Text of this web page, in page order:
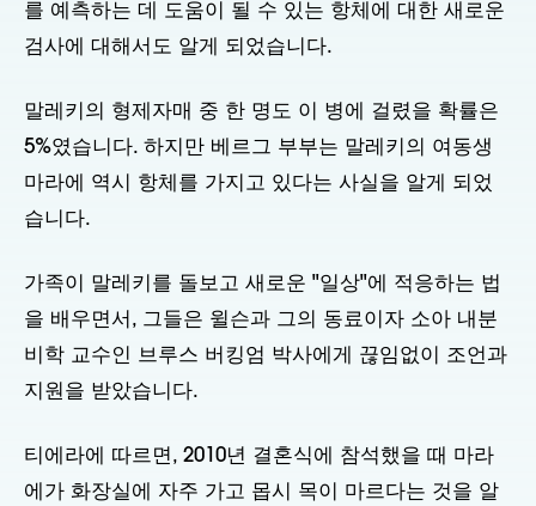
를 예측하는 데 도움이 될 수 있는 항체에 대한 새로운
검사에 대해서도 알게 되었습니다.
말레키의 형제자매 중 한 명도 이 병에 걸렸을 확률은
5%였습니다. 하지만 베르그 부부는 말레키의 여동생
마라에 역시 항체를 가지고 있다는 사실을 알게 되었
습니다.
가족이 말레키를 돌보고 새로운 "일상"에 적응하는 법
을 배우면서, 그들은 윌슨과 그의 동료이자 소아 내분
비학 교수인 브루스 버킹엄 박사에게 끊임없이 조언과
지원을 받았습니다.
티에라에 따르면, 2010년 결혼식에 참석했을 때 마라
에가 화장실에 자주 가고 몹시 목이 마르다는 것을 알